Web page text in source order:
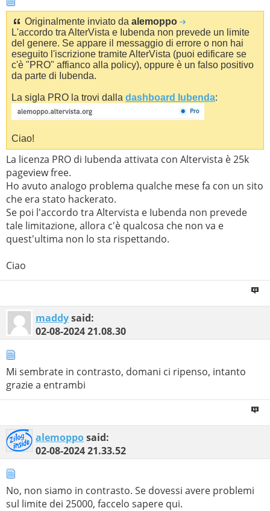
Originalmente inviato da alemoppo
L'accordo tra AlterVista e Iubenda non prevede un limite
del genere. Se appare il messaggio di errore o non hai
eseguito l'iscrizione tramite AlterVista (puoi edificare se
c'è "PRO" affianco alla policy), oppure è un falso positivo
da parte di Iubenda.
La sigla PRO la trovi dalla dashboard Iubenda:
Ciao!
La licenza PRO di Iubenda attivata con Altervista è 25k
pageview free.
Ho avuto analogo problema qualche mese fa con un sito
che era stato hackerato.
Se poi l'accordo tra Altervista e Iubenda non prevede
tale limitazione, allora c'è qualcosa che non va e
quest'ultima non lo sta rispettando.
Ciao
maddysaid:
02-08-202421.08.30
Mi sembrate in contrasto, domani ci ripenso, intanto
grazie a entrambi
alemopposaid:
02-08-202421.33.52
No, non siamo in contrasto. Se dovessi avere problemi
sul limite dei 25000, faccelo sapere qui.